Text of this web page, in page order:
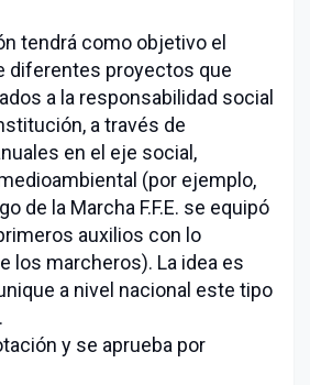
tendrá como objetivo el
diferentes proyectos que
a la responsabilidad social
a través de
en el eje social,
(por ejemplo,
de la Marcha F.F.E. se equipó
auxilios con lo
los marcheros). La idea es
a nivel nacional este tipo
y se aprueba por